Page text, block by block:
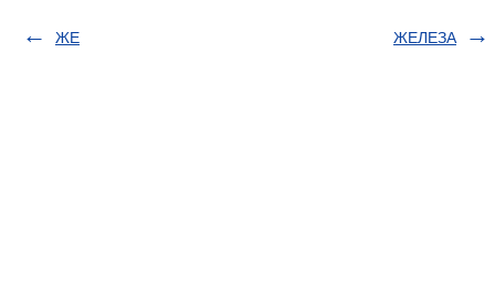
ЖЕ ЖЕЛЕЗА